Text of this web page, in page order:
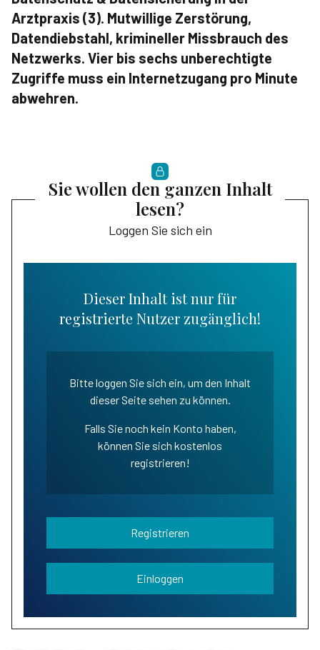
Arztpraxis (3). Mutwillige Zerstörung,
Datendiebstahl, krimineller Missbrauch des
Netzwerks. Vier bis sechs unberechtigte
Zugriffe muss ein Internetzugang pro Minute
abwehren.
Sie wollen den ganzen Inhalt
lesen?
Loggen Sie sich ein
Dieser Inhalt ist nur für
registrierte Nutzer zugänglich!
Bitte loggen Sie sich ein, um den Inhalt
dieser Seite sehen zu können.
Falls Sie noch kein Konto haben,
können Sie sich kostenlos
registrieren!
Registrieren
Einloggen